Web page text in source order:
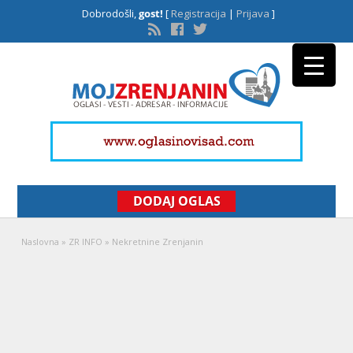
Dobrodošli,gost! [Registracija | Prijava ]
DODAJ OGLAS
Naslovna » ZR INFO » Nekretnine Zrenjanin